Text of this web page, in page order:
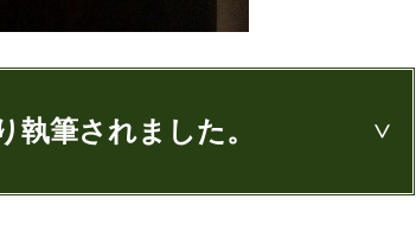
執筆されました。